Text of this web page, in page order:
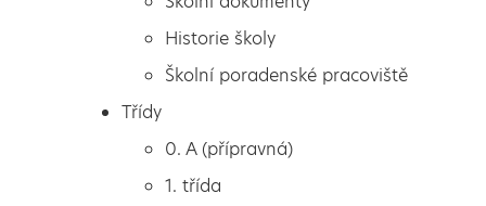
Pro budoucí prvňáčky
Rozvrhy hodin
Školská rada
Historie školy
Školní poradenské pracoviště
Třídy
0. A (přípravná)
1. třída
Kulturní středa s
DIVADLEM LETADLO